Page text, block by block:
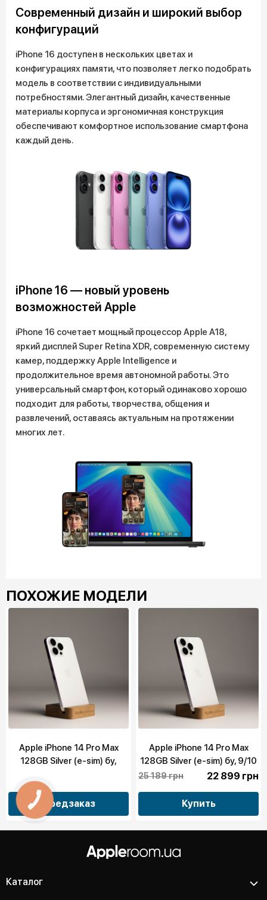
Современный дизайн и широкий выбор
конфигураций
iPhone 16 доступен в нескольких цветах и
конфигурациях памяти, что позволяет легко подобрать
модель в соответствии с индивидуальными
потребностями. Элегантный дизайн, качественные
материалы корпуса и эргономичная конструкция
обеспечивают комфортное использование смартфона
каждый день.
iPhone 16 — новый уровень
возможностей Apple
iPhone 16 сочетает мощный процессор Apple A18,
яркий дисплей Super Retina XDR, современную систему
камер, поддержку Apple Intelligence и
продолжительное время автономной работы. Это
универсальный смартфон, который одинаково хорошо
подходит для работы, творчества, общения и
развлечений, оставаясь актуальным на протяжении
многих лет.
ПОХОЖИЕ МОДЕЛИ
Apple iPhone 14 Pro Max
128GB Silver (e-sim) бу,
Предзаказ
Apple iPhone 14 Pro Max
128GB Silver (e-sim) бу, 9/10
25 189 грн 22 899 грн
Купить
Каталог